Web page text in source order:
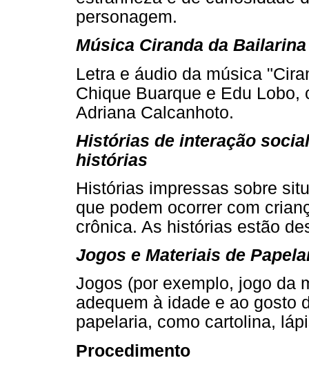
personagem.
Música Ciranda da Bailarina
Letra e áudio da música
Chique Buarque e Edu Lobo,
Adriana Calcanhoto.
Histórias de interação
histórias
Histórias impressas sobre
que podem ocorrer com
crônica. As histórias estão
Jogos e Materiais de
Jogos (por exemplo, jogo da
adequem à idade e ao gosto
papelaria, como cartolina,
Procedimento